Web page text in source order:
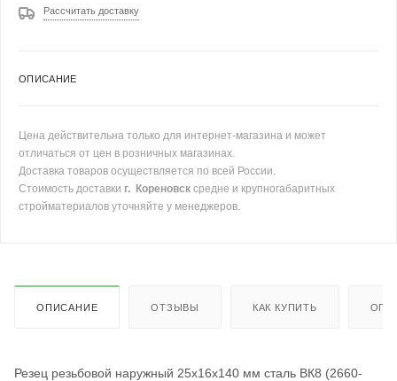
Рассчитать доставку
ОПИСАНИЕ
Цена действительна только для интернет-магазина и может
отличаться от цен в розничных магазинах.
Доставка товаров осуществляется по всей России.
Стоимость доставки г. Кореновск средне и крупногабаритных
стройматериалов уточняйте у менеджеров.
ОПИСАНИЕ ОТЗЫВЫ КАК КУПИТЬ
Резец резьбовой наружный 25х16х140 мм сталь ВК8 (2660-